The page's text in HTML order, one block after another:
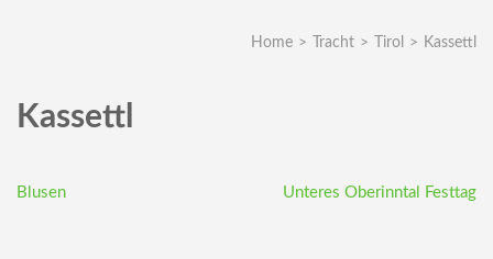
Home > Tracht > Tirol > Kassettl
Kassettl
Beitragsnavigation
Blusen Unteres Oberinntal Festtag